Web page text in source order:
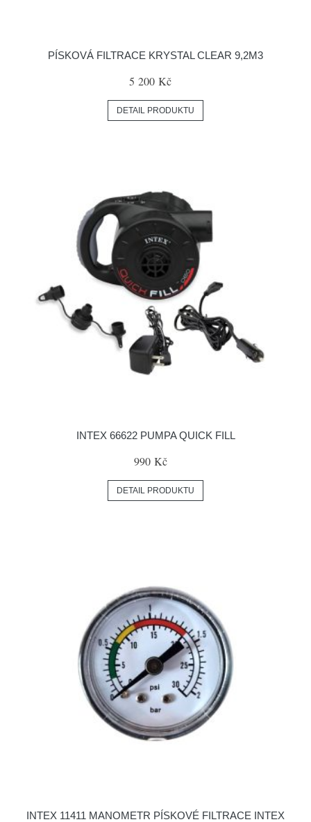
PÍSKOVÁ FILTRACE KRYSTAL CLEAR 9,2M3
5 200 Kč
DETAIL PRODUKTU
INTEX 66622 PUMPA QUICK FILL
990 Kč
DETAIL PRODUKTU
INTEX 11411 MANOMETR PÍSKOVÉ FILTRACE INTEX